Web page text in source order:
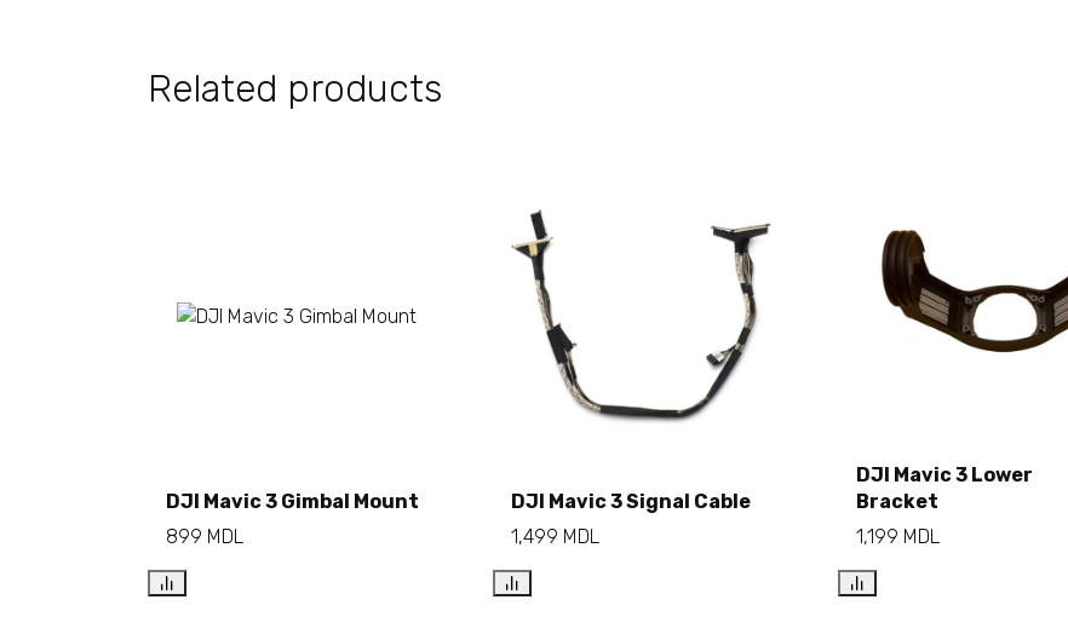
Related products
DJI Mavic 3 Gimbal Mount
899 MDL
Add to cart
DJI Mavic 3 Signal Cable
1,499 MDL
DJI Mavic 3 Lower
Bracket
1,199 MDL